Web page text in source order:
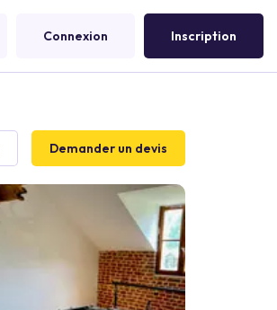
Connexion Inscription
Demander un devis